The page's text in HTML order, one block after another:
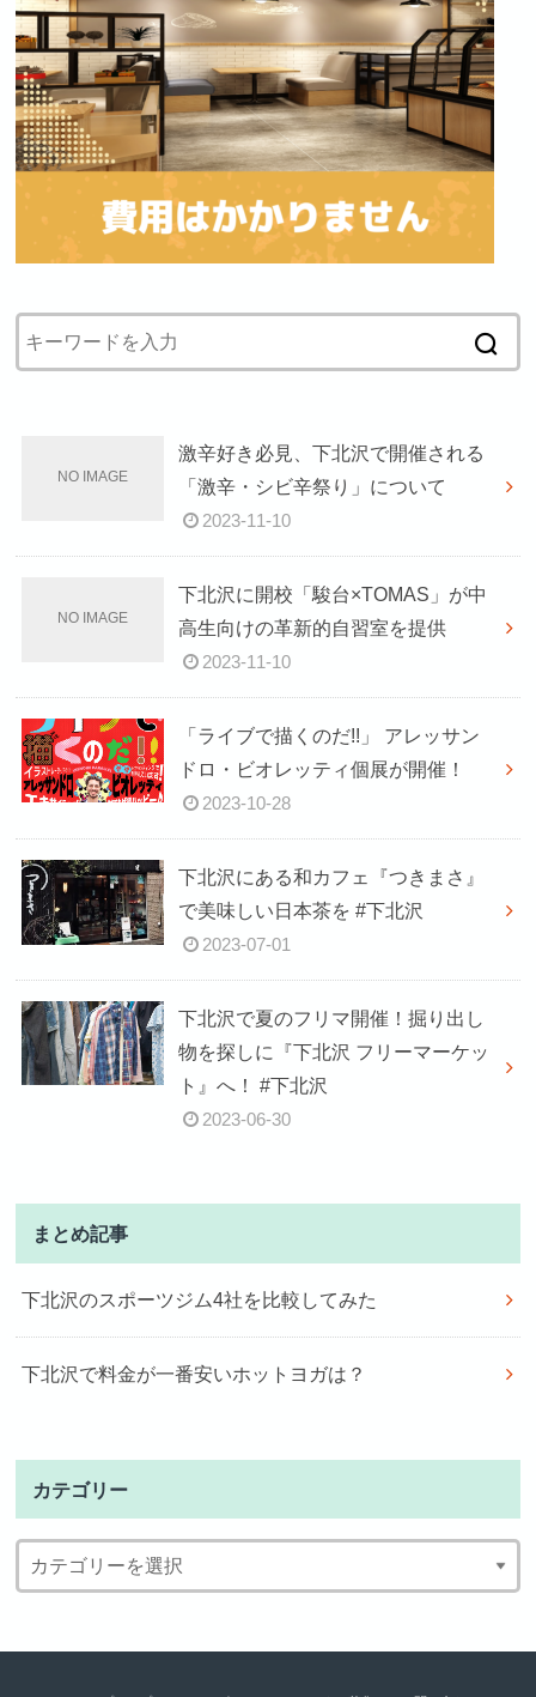
激辛好き必見、下北沢で開催される
「激辛・シビ辛祭り」について
2023-11-10
下北沢に開校「駿台×TOMAS」が中
高生向けの革新的自習室を提供
2023-11-10
「ライブで描くのだ!!」 アレッサン
ドロ・ビオレッティ個展が開催！
2023-10-28
下北沢にある和カフェ『つきまさ』
で美味しい日本茶を #下北沢
2023-07-01
下北沢で夏のフリマ開催！掘り出し
物を探しに『下北沢 フリーマーケッ
ト』へ！ #下北沢
2023-06-30
まとめ記事
下北沢のスポーツジム4社を比較してみた
下北沢で料金が一番安いホットヨガは？
カテゴリー